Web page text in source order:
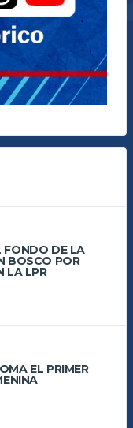
FONDO DE LA
BOSCO POR
LA LPR
EL PRIMER